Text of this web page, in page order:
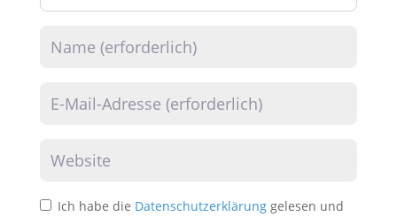
Ich habe die Datenschutzerklärung gelesen und